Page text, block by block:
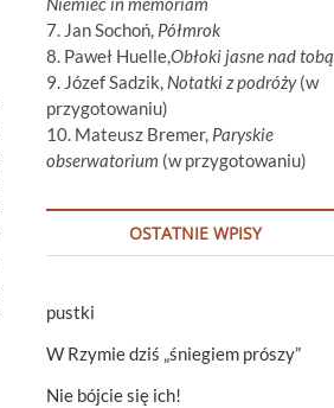
7. Jan Sochoń, Półmrok
8. Paweł Huelle,Obłoki jasne nad tobą
9. Józef Sadzik, Notatki z podróży(w
przygotowaniu)
10. Mateusz Bremer, Paryskie
obserwatorium (w przygotowaniu)
OSTATNIE WPISY
pustki
W Rzymie dziś „śniegiem prószy”
Nie bójcie się ich!